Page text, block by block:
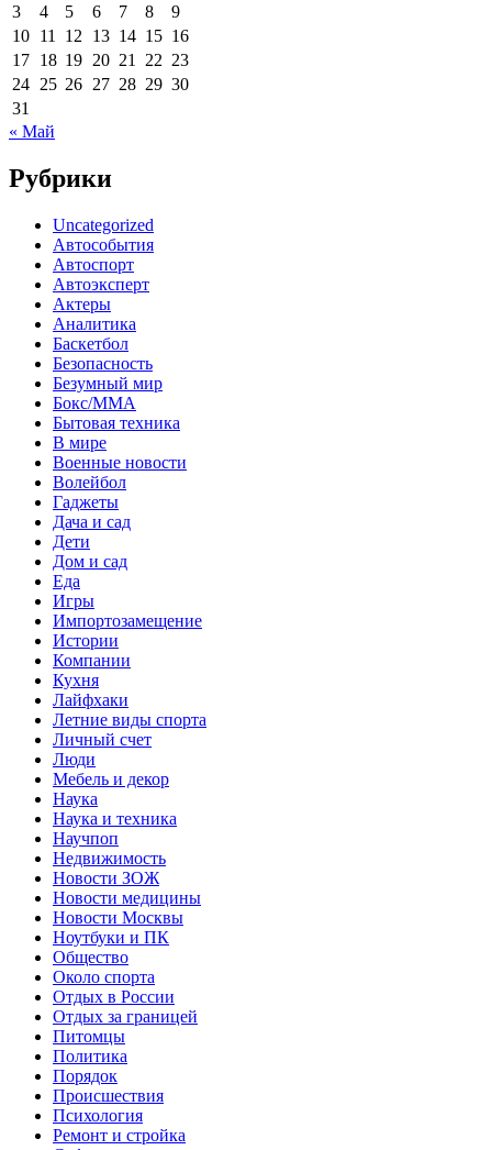
3
4 5 6 7 8
9
10 11 12 13 14 15 16
17 18 19 20 21 22 23
24 25 26 27 28 29 30
31
« Май
Рубрики
Uncategorized
Автособытия
Автоспорт
Автоэксперт
Актеры
Аналитика
Баскетбол
Безопасность
Безумный мир
Бокс/MMA
Бытовая техника
В мире
Военные новости
Волейбол
Гаджеты
Дача и сад
Дети
Дом и сад
Еда
Игры
Импортозамещение
Истории
Компании
Кухня
Лайфхаки
Летние виды спорта
Личный счет
Люди
Мебель и декор
Наука
Наука и техника
Научпоп
Недвижимость
Новости ЗОЖ
Новости медицины
Новости Москвы
Ноутбуки и ПК
Общество
Около спорта
Отдых в России
Отдых за границей
Питомцы
Политика
Порядок
Происшествия
Психология
Ремонт и стройка